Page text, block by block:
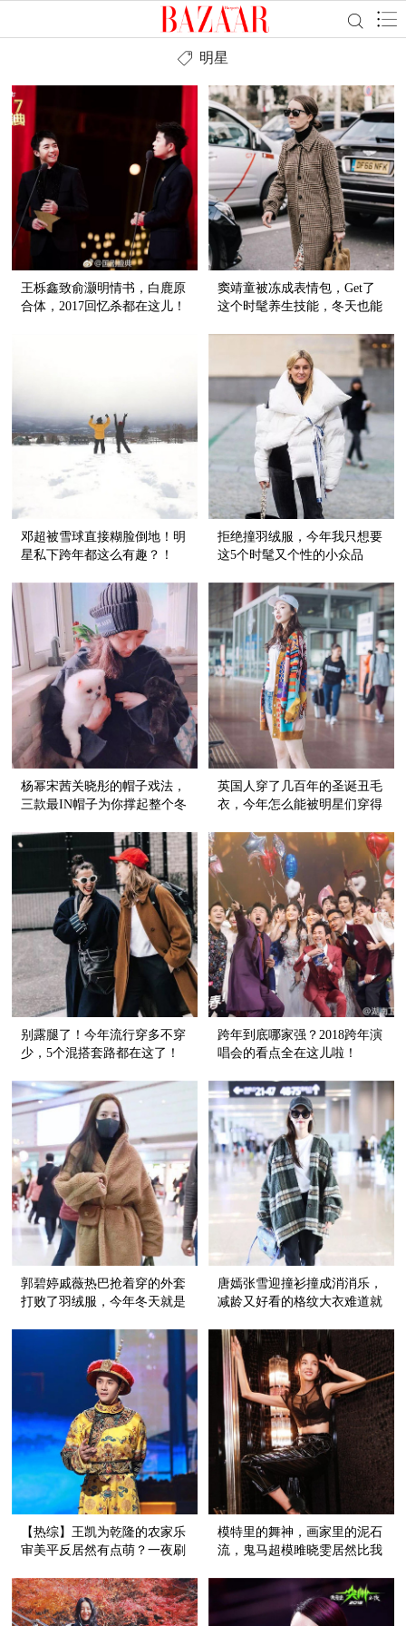
明星
王栎鑫致俞灏明情书，白鹿原
合体，2017回忆杀都在这儿！
窦靖童被冻成表情包，Get了
这个时髦养生技能，冬天也能
邓超被雪球直接糊脸倒地！明
星私下跨年都这么有趣？！
拒绝撞羽绒服，今年我只想要
这5个时髦又个性的小众品
杨幂宋茜关晓彤的帽子戏法，
三款最IN帽子为你撑起整个冬
英国人穿了几百年的圣诞丑毛
衣，今年怎么能被明星们穿得
别露腿了！今年流行穿多不穿
少，5个混搭套路都在这了！
跨年到底哪家强？2018跨年演
唱会的看点全在这儿啦！
郭碧婷戚薇热巴抢着穿的外套
打败了羽绒服，今年冬天就是
唐嫣张雪迎撞衫撞成消消乐，
减龄又好看的格纹大衣难道就
【热综】王凯为乾隆的农家乐
审美平反居然有点萌？一夜刷
明星！
模特里的舞神，画家里的泥石
流，鬼马超模雎晓雯居然比我